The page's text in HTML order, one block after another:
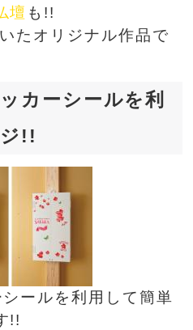
壇 も!!
たオリジナル作品で
カーシールを利
!!
ールを利用して簡単
!!